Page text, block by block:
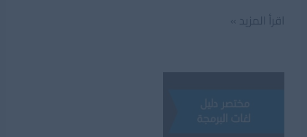
ماهى
اقرأ المزيد »